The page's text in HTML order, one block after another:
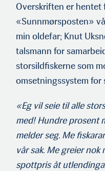
Overskriften er hentet
«Sunnmørsposten»
min oldefar; Knut
talsmann for
storsild­fiskerne som
omsetningssystem for
«Eg vil seie til alle
med! Hundre prosent
melder seg. Me
vår sak. Me greier nok
spottpris åt